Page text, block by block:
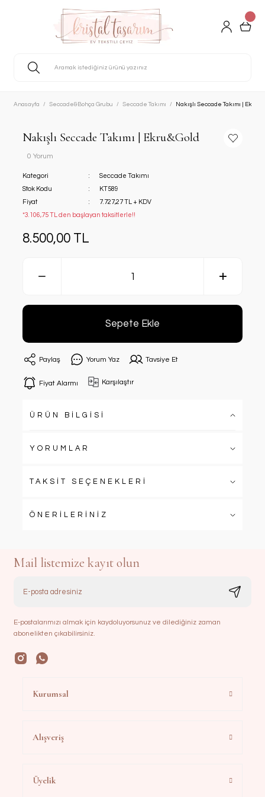
Anasayfa Seccade&Bohça Grubu Seccade Takımı Nakışlı Seccade Takımı |
Nakışlı Seccade Takımı | Ekru&Gold
0 Yorum
Kategori
Seccade Takımı
Stok Kodu
KT589
Fiyat
7.727,27 TL + KDV
*3.106,75 TL den başlayan taksitlerle!!
8.500,00 TL
Sepete Ekle
Paylaş Yorum Yaz Tavsiye Et
Fiyat Alarmı Karşılaştır
ÜRÜN BİLGİSİ
YORUMLAR
TAKSİT SEÇENEKLERİ
ÖNERİLERİNİZ
Mail listemize kayıt olun
E-postalarımızı almak için kaydoluyorsunuz ve dilediğiniz zaman
abonelikten çıkabilirsiniz.
Kurumsal
Alışveriş
Üyelik